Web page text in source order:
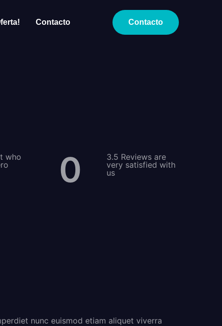
Contacto Contacto
who
0
3.5 Reviews are
very satisfied with
us
nunc euismod etiam aliquet viverra